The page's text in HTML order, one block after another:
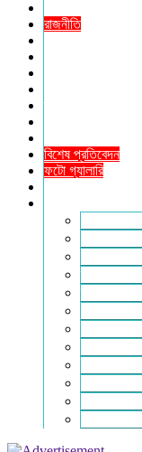
রাজনীতি
বিশেষ প্রতিবেদন
ফটো গ্যালারি